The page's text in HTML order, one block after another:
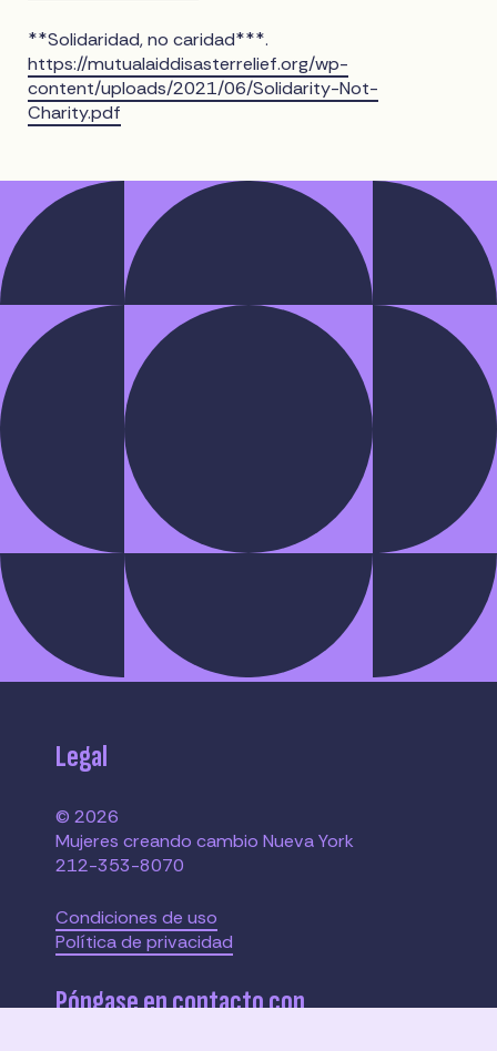
**Solidaridad, no caridad***.
https://mutualaiddisasterrelief.org/wp-
content/uploads/2021/06/Solidarity-Not-
Charity.pdf
Legal
© 2026
Mujeres creando cambio Nueva York
212-353-8070
Condiciones de uso
Política de privacidad
Póngase en contacto con